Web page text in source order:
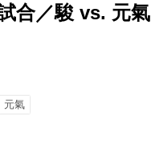
合／駿 vs. 元氣
元氣